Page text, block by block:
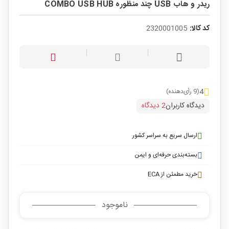
ریدر و هاب USB چند منظوره COMBO USB HUB
کد کالا: 2320001005
4(9 رأی‌دهنده)
دیدگاه کاربران2 دیدگاه
ارسال سریع به سراسر کشور
بسته‌بندی حرفه‌ای و ایمن
خرید مطمئن از ECA
ناموجود